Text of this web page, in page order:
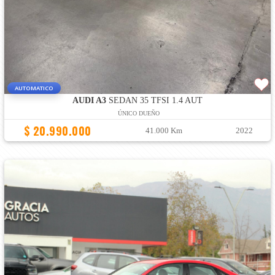
AUTOMATICO
AUDI A3SEDAN 35 TFSI 1.4 AUT
ÚNICO DUEÑO
$ 20.990.000 41.000 Km 2022